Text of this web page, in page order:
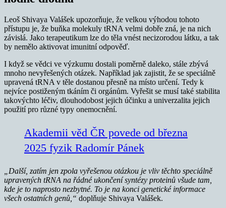
Leoš Shivaya Valášek upozorňuje, že velkou výhodou tohoto
přístupu je, že buňka molekuly tRNA velmi dobře zná, je na nich
závislá. Jako terapeutikum lze do těla vnést necizorodou látku, a tak
by nemělo aktivovat imunitní odpověď.
I když se vědci ve výzkumu dostali poměrně daleko, stále zbývá
mnoho nevyřešených otázek. Například jak zajistit, že se speciálně
upravená tRNA v těle dostanou přesně na místo určení. Tedy k
nejvíce postiženým tkáním či orgánům. Vyřešit se musí také stabilita
takovýchto léčiv, dlouhodobost jejich účinku a univerzalita jejich
použití pro různé typy onemocnění.
Akademii věd ČR povede od března
2025 fyzik Radomír Pánek
„Další, zatím jen zpola vyřešenou otázkou je vliv těchto speciálně
upravených tRNA na řádné ukončení syntézy proteinů všude tam,
kde je to naprosto nezbytné. To je na konci genetické informace
všech ostatních genů,“ doplňuje Shivaya Valášek.